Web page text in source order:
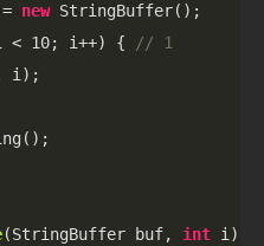
new StringBuffer();
< 10; i++) {
// 1
i);
(StringBuffer buf, int i)